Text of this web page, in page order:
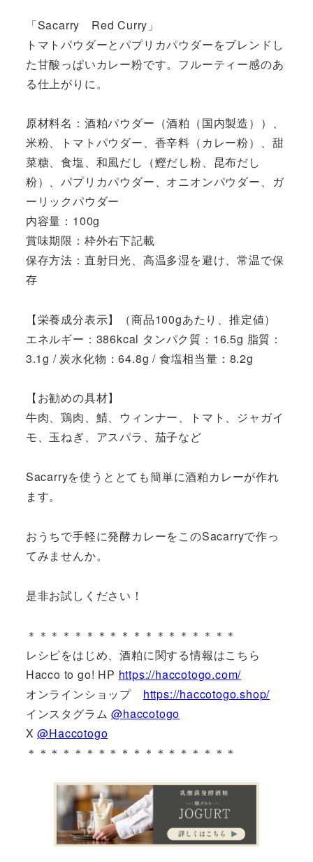
「Sacarry Red Curry」
トマトパウダーとパプリカパウダーをブレンドし
た甘酸っぱいカレー粉です。フルーティー感のあ
る仕上がりに。
原材料名：酒粕パウダー（酒粕（国内製造））、
米粉、トマトパウダー、香辛料（カレー粉）、甜
菜糖、食塩、和風だし（鰹だし粉、昆布だし
粉）、パプリカパウダー、オニオンパウダー、ガ
ーリックパウダー
内容量：100g
賞味期限：枠外右下記載
保存方法：直射日光、高温多湿を避け、常温で保
存
【栄養成分表示】（商品100gあたり、推定値）
エネルギー：386kcal タンパク質：16.5g 脂質：
3.1g / 炭水化物：64.8g / 食塩相当量：8.2g
【お勧めの具材】
牛肉、鶏肉、鯖、ウィンナー、トマト、ジャガイ
モ、玉ねぎ、アスパラ、茄子など
Sacarryを使うととても簡単に酒粕カレーが作れ
ます。
おうちで手軽に発酵カレーをこのSacarryで作っ
てみませんか。
是非お試しください！
＊＊＊＊＊＊＊＊＊＊＊＊＊＊＊＊＊＊
レシピをはじめ、酒粕に関する情報はこちら
Hacco to go! HP https://haccotogo.com/
オンラインショップ https://haccotogo.shop/
インスタグラム@haccotogo
X@Haccotogo
＊＊＊＊＊＊＊＊＊＊＊＊＊＊＊＊＊＊